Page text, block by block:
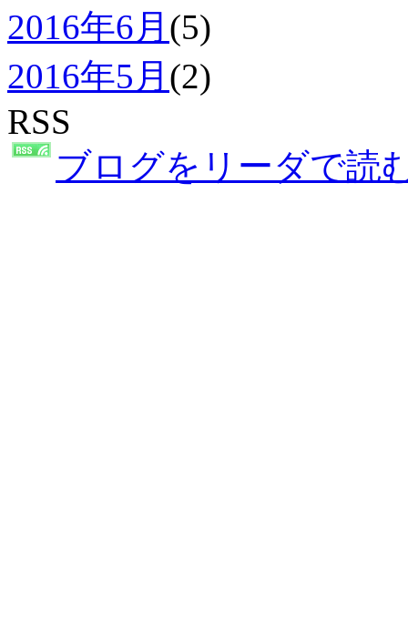
2016年6月 (5)
2016年5月 (2)
RSS
ブログをリーダで読